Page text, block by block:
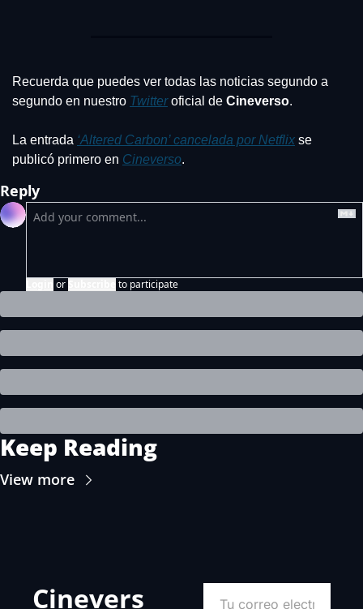
Recuerda que puedes ver todas las noticias segundo a
segundo en nuestro Twitter oficial de Cineverso.
La entrada ‘Altered Carbon’ cancelada por Netflix se
publicó primero en Cineverso.
Reply
or to participate
Keep Reading
View more
Cinevers